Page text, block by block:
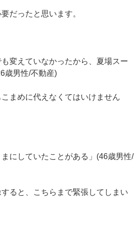
だったと思います。
も変えていなかったから、夏場スー
歳男性/不動産)
まめに代えなくてはいけません
まにしていたことがある」(46歳男性/
ると、こちらまで緊張してしまい